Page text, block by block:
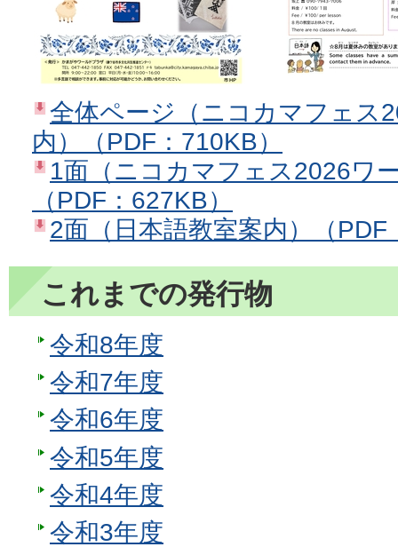
全体ページ（ニコカマフェス
内）（PDF：710KB）
1面（ニコカマフェス2026ワ
（PDF：627KB）
2面（日本語教室案内）（PDF
これまでの発行物
令和8年度
令和7年度
令和6年度
令和5年度
令和4年度
令和3年度